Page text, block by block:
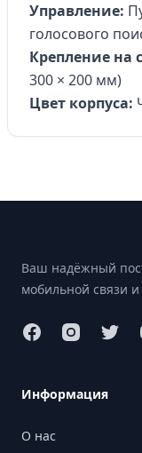
Управление:
голосового
Крепление на
300 × 200 мм)
Цвет корпуса:
Ваш надёжный
мобильной связи
Информация
О нас